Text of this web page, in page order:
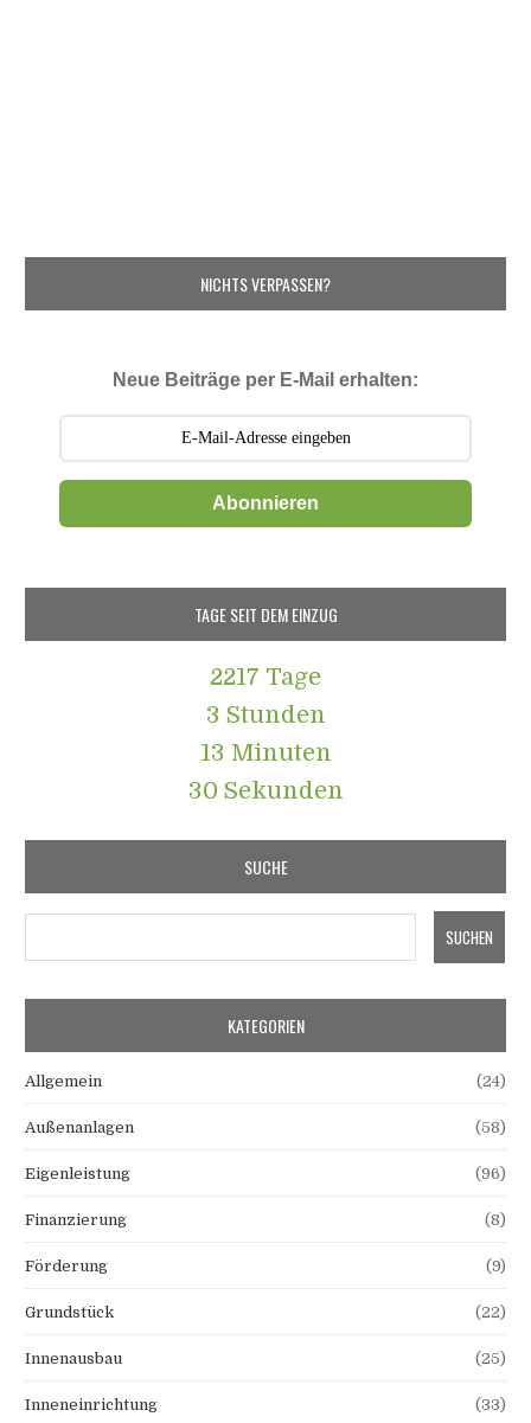
NICHTS VERPASSEN?
Neue Beiträge per E-Mail erhalten:
Abonnieren
TAGE SEIT DEM EINZUG
2217 Tage
3 Stunden
13 Minuten
31 Sekunden
SUCHE
KATEGORIEN
Allgemein (24)
Außenanlagen (58)
Eigenleistung (96)
Finanzierung (8)
Förderung (9)
Grundstück (22)
Innenausbau (25)
Inneneinrichtung (33)